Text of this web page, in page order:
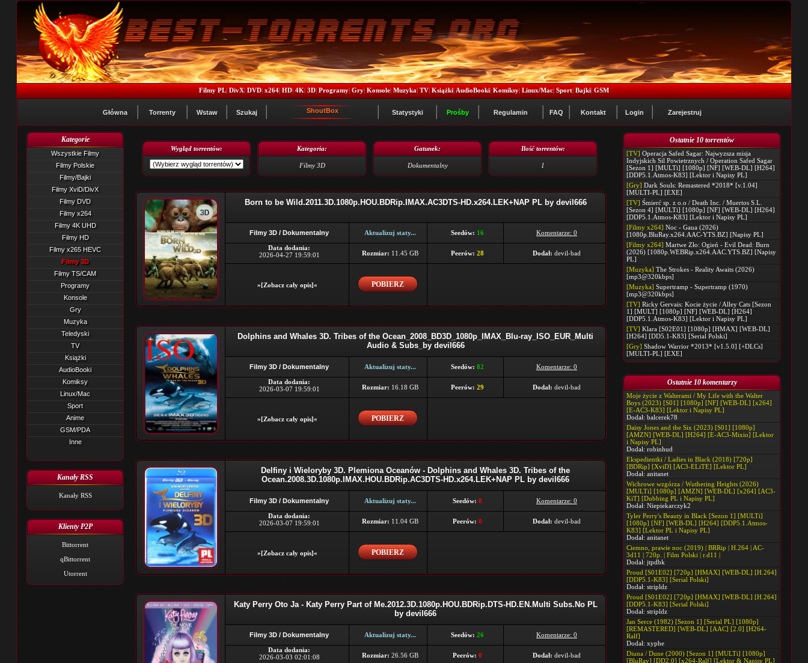
Filmy PL|DivX|DVD|x264|HD|4K|3D|Programy|Gry|Konsole|Muzyka|TV|Książki|AudioBooki|Komiksy|Linux/Mac|Sport|Bajki|GSM
Główna Torrenty Wstaw Szukaj ShoutBox Statystyki Prośby Regulamin FAQ Kontakt Login Zarejestruj
Kategorie
Wszystkie Filmy
Filmy Polskie
Filmy/Bajki
Filmy XviD/DivX
Filmy DVD
Filmy x264
Filmy 4K UHD
Filmy HD
Filmy x265 HEVC
Filmy 3D
Filmy TS/CAM
Programy
Konsole
Gry
Muzyka
Teledyski
TV
Książki
AudioBooki
Komiksy
Linux/Mac
Sport
Anime
GSM/PDA
Inne
Kanały RSS
Kanały RSS
Klienty P2P
Bittorrent
qBittorrent
Utorrent
Ostatnie 10 torrentów
[TV] Operacja Safed Sagar: Najwyzsza misja
Indyjskich Sil Powietrznych / Operation Safed Sagar
[Sezon 1] [MULTi] [1080p] [NF] [WEB-DL] [H264]
[DDP5.1.Atmos-K83] [Lektor i Napisy PL]
[Gry] Dark Souls: Remastered *2018* [v.1.04]
[MULTI-PL] [EXE]
[TV] Śmierć sp. z o.o / Death Inc. / Muertos S.L.
[Sezon 4] [MULTi] [1080p] [NF] [WEB-DL] [H264]
[DDP5.1.Atmos-K83] [Lektor i Napisy PL]
[Filmy x264] Noc - Gaua (2026)
[1080p.BluRay.x264.AAC-YTS.BZ] [Napisy PL]
[Filmy x264] Martwe Zło: Ogień - Evil Dead: Burn
(2026) [1080p.WEBRip.x264.AAC.YTS.BZ] [Napisy
PL]
[Muzyka] The Strokes - Reality Awaits (2026)
[mp3@320kbps]
[Muzyka] Supertramp - Supertramp (1970)
[mp3@320kbps]
[TV] Ricky Gervais: Kocie życie / Alley Cats [Sezon
1] [MULT] [1080p] [NF] [WEB-DL] [H264]
[DDP5.1.Atmos-K83] [Lektor i Napisy PL]
[TV] Klara [S02E01] [1080p] [HMAX] [WEB-DL]
[H264] [DD5.1-K83] [Serial Polski]
[Gry] Shadow Warrior *2013* [v1.5.0] [+DLCs]
[MULTI-PL] [EXE]
Ostatnie 10 komentarzy
Moje życie z Walterami / My Life with the Walter
Boys (2023) [S01] [1080p] [NF] [WEB-DL] [x264]
[E-AC3-K83] [Lektor i Napisy PL]
Dodał: balcerek78
Daisy Jones and the Six (2023) [S01] [1080p]
[AMZN] [WEB-DL] [H264] [E-AC3-Mixio] [Lektor
i Napisy PL]
Dodał: robinhud
Ekspedientki / Ladies in Black (2018) [720p]
[BDRip] [XviD] [AC3-ELiTE] [Lektor PL]
Dodał: anitanet
Wichrowe wzgórza / Wuthering Heights (2026)
[MULTi] [1080p] [AMZN] [WEB-DL] [x264] [AC3-
KiT] [Dubbing PL i Napisy PL]
Dodał: Niepiekarczyk2
Tyler Perry's Beauty in Black [Sezon 1] [MULTi]
[1080p] [NF] [WEB-DL] [H264] [DDP5.1.Atmos-
K83] [Lektor PL i Napisy PL]
Dodał: anitanet
Ciemno, prawie noc (2019) | BRRip | H.264 | AC-
3d11 | 720p. | Film Polski | r.d11 |
Dodał: jtpdbk
Proud [S01E02] [720p] [HMAX] [WEB-DL] [H.264]
[DDP5.1-K83] [Serial Polski]
Dodał: stripldz
Proud [S01E02] [720p] [HMAX] [WEB-DL] [H.264]
[DDP5.1-K83] [Serial Polski]
Dodał: stripldz
Jan Serce (1982) [Sezon 1] [Serial PL] [1080p]
[REMASTERED] [WEB-DL] [AAC] [2.0] [H264-
Ralf]
Dodał: xyphe
Diuna / Dune (2000) [Sezon 1] [MULTi] [1080p]
[BluRay] [DD2.0] [x264-Ralf] [Lektor & Napisy PL]
Wygląd torrentów: Kategoria:
Filmy 3D
Gatunek:
Dokumentalny
Ilość torrentów:
1
Born to be Wild.2011.3D.1080p.HOU.BDRip.IMAX.AC3DTS-HD.x264.LEK+NAP PL by devil666
Filmy 3D / Dokumentalny Aktualizuj staty... Seedów: 16 Komentarze: 0
Data dodania:
2026-04-27 19:59:01
Rozmiar: 11.45 GB Peerów: 28 Dodał: devil-bad
»[Zobacz cały opis]« POBIERZ
Dolphins and Whales 3D. Tribes of the Ocean_2008_BD3D_1080p_IMAX_Blu-ray_ISO_EUR_Multi
Audio & Subs_by devil666
Filmy 3D / Dokumentalny Aktualizuj staty... Seedów: 82 Komentarze: 0
Data dodania:
2026-03-07 19:59:01
Rozmiar: 16.18 GB Peerów: 29 Dodał: devil-bad
»[Zobacz cały opis]« POBIERZ
Delfiny i Wieloryby 3D. Plemiona Oceanów - Dolphins and Whales 3D. Tribes of the
Ocean.2008.3D.1080p.IMAX.HOU.BDRip.AC3DTS-HD.x264.LEK+NAP PL by devil666
Filmy 3D / Dokumentalny Aktualizuj staty... Seedów: 0 Komentarze: 0
Data dodania:
2026-03-07 19:59:01
Rozmiar: 11.04 GB Peerów: 0 Dodał: devil-bad
»[Zobacz cały opis]« POBIERZ
Katy Perry Oto Ja - Katy Perry Part of Me.2012.3D.1080p.HOU.BDRip.DTS-HD.EN.Multi Subs.No PL
by devil666
Filmy 3D / Dokumentalny Aktualizuj staty... Seedów: 26 Komentarze: 0
Data dodania:
2026-03-03 02:01:08
Rozmiar: 26.56 GB Peerów: 0 Dodał: devil-bad